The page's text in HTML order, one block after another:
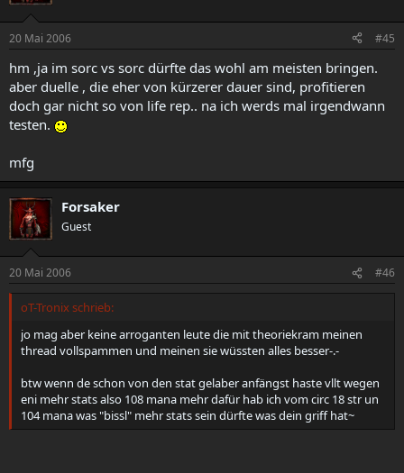
20 Mai 2006 #45
hm ,ja im sorc vs sorc dürfte das wohl am meisten bringen.
aber duelle , die eher von kürzerer dauer sind, profitieren
doch gar nicht so von life rep.. na ich werds mal irgendwann
testen.
mfg
Forsaker
Guest
20 Mai 2006 #46
oT-Tronix schrieb:
jo mag aber keine arroganten leute die mit theoriekram meinen
thread vollspammen und meinen sie wüssten alles besser-.-
btw wenn de schon von den stat gelaber anfängst haste vllt wegen
eni mehr stats also 108 mana mehr dafür hab ich vom circ 18 str un
104 mana was "bissl" mehr stats sein dürfte was dein griff hat~